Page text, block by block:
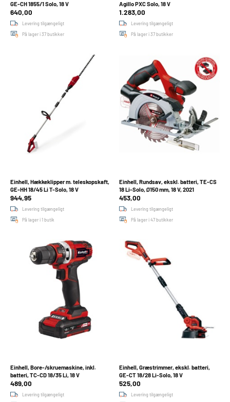
GE-CH 1855/1 Solo, 18 V
640,00
Levering tilgængeligt
På lager i 37 butikker
Agillo PXC Solo, 18 V
1.283,00
Levering tilgængeligt
På lager i 37 butikker
Einhell, Hækkeklipper m. teleskopskaft,
GE-HH 18/45 Li T-Solo, 18 V
944,95
Levering tilgængeligt
På lager i 1 butik
Einhell, Rundsav, ekskl. batteri, TE-CS
18 Li-Solo, Ø150 mm, 18 V, 2021
453,00
Levering tilgængeligt
På lager i 47 butikker
Einhell, Bore-/skruemaskine, inkl.
batteri, TC-CD 18/35 Li, 18 V
489,00
Levering tilgængeligt
Einhell, Græstrimmer, ekskl. batteri,
GE-CT 18/28 Li-Solo, 18 V
525,00
Levering tilgængeligt